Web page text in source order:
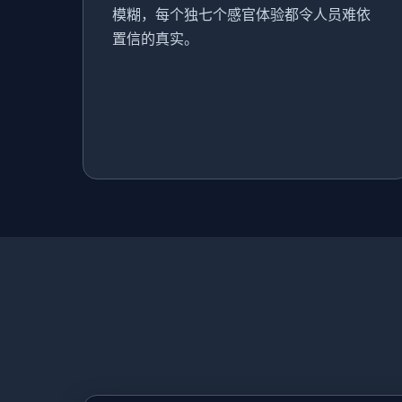
模糊，每个独七个感官体验都令人员难依
置信的真实。